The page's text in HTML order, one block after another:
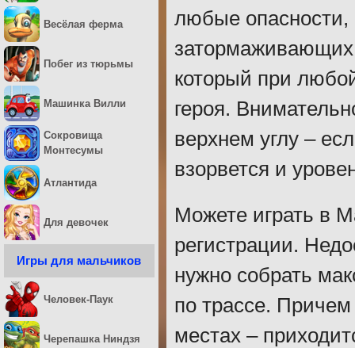
любые
затормаживающих
который при
героя.
верхнем углу –
взорвется и
Можете играть в
регистрации.
нужно собрать
по трассе. Причем
местах –
Весёлая ферма
Побег из тюрьмы
Машинка Вилли
Сокровища
Монтесумы
Атлантида
Для девочек
Игры для мальчиков
Человек-Паук
Черепашка Ниндзя